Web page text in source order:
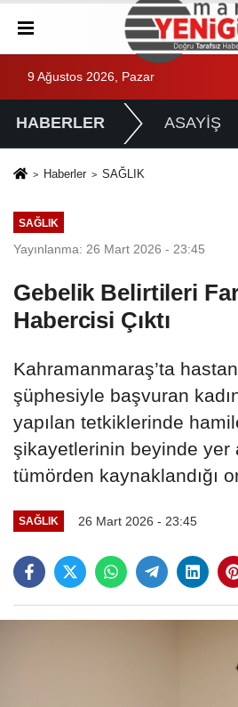
9 Ağustos 2026, Pazar
HABERLER ASAYİŞ
Haberler SAĞLIK
SAĞLIK
Yayınlanma: 26 Mart 2026 - 23:45
Gebelik Belirtileri
Habercisi Çıktı
Kahramanmaraş’ta
şüphesiyle başvuran
yapılan tetkiklerinde
şikayetlerinin beyinde yer
tümörden kaynaklandığı
SAĞLIK 26 Mart 2026 - 23:45